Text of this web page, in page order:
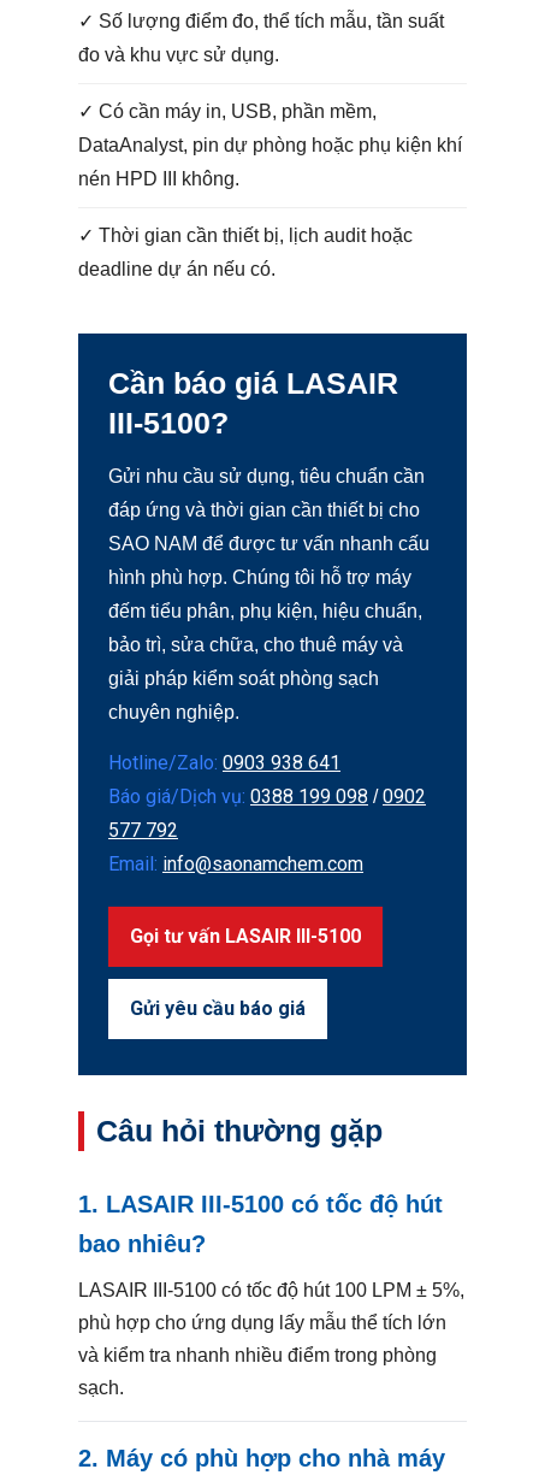
✓ Số lượng điểm đo, thể tích mẫu, tần suất
đo và khu vực sử dụng.
✓ Có cần máy in, USB, phần mềm,
DataAnalyst, pin dự phòng hoặc phụ kiện khí
nén HPD III không.
✓ Thời gian cần thiết bị, lịch audit hoặc
deadline dự án nếu có.
Cần báo giá LASAIR
III-5100?
Gửi nhu cầu sử dụng, tiêu chuẩn cần
đáp ứng và thời gian cần thiết bị cho
SAO NAM để được tư vấn nhanh cấu
hình phù hợp. Chúng tôi hỗ trợ máy
đếm tiểu phân, phụ kiện, hiệu chuẩn,
bảo trì, sửa chữa, cho thuê máy và
giải pháp kiểm soát phòng sạch
chuyên nghiệp.
Hotline/Zalo: 0903 938 641
Báo giá/Dịch vụ: 0388 199 098 /0902
577 792
Email: info@saonamchem.com
Gọi tư vấn LASAIR III-5100
Gửi yêu cầu báo giá
Câu hỏi thường gặp
1. LASAIR III-5100 có tốc độ hút
bao nhiêu?
LASAIR III-5100 có tốc độ hút 100 LPM ± 5%,
phù hợp cho ứng dụng lấy mẫu thể tích lớn
và kiểm tra nhanh nhiều điểm trong phòng
sạch.
2. Máy có phù hợp cho nhà máy